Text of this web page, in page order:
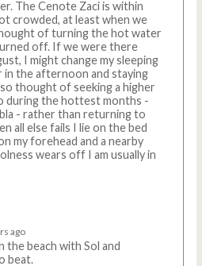
The Cenote Zaci is within
crowded, at least when we
of turning the hot water
off. If we were there
I might change my sleeping
in the afternoon and staying
thought of seeking a higher
during the hottest months -
- rather than returning to
all else fails I lie on the bed
my forehead and a nearby
wears off I am usually in
ago
the beach with Sol and
beat.